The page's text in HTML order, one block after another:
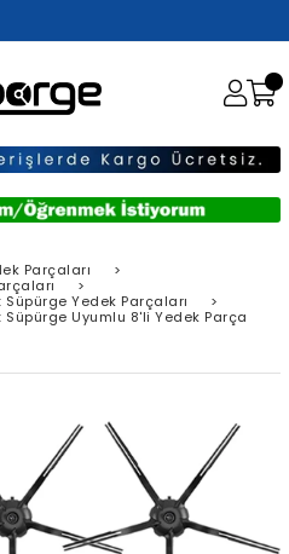
Parçaları
>
>
Süpürge Yedek Parçaları
>
Süpürge Uyumlu 8'li Yedek Parça